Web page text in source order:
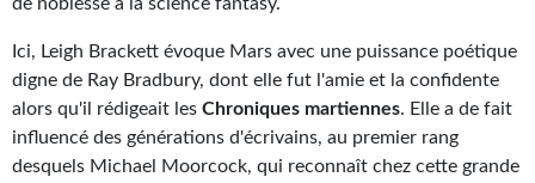
Tirages d’art Une Heure-Lumière
PLUS
À paraître
Revue de presse
Ici, Leigh Brackett évoque Mars avec une puissance poétique
digne de Ray Bradbury, dont elle fut l'amie et la confidente
alors qu'il rédigeait les Chroniques martiennes. Elle a de fait
influencé des générations d'écrivains, au premier rang
desquels Michael Moorcock, qui reconnaît chez cette grande